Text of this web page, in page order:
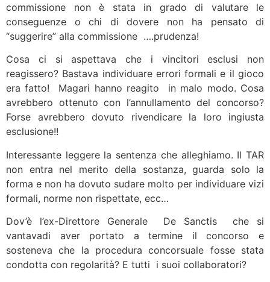
commissione non è stata in grado di valutare le
conseguenze o chi di dovere non ha pensato di
“suggerire” alla commissione ….prudenza!
Cosa ci si aspettava che i vincitori esclusi non
reagissero? Bastava individuare errori formali e il gioco
era fatto! Magari hanno reagito in malo modo. Cosa
avrebbero ottenuto con l’annullamento del concorso?
Forse avrebbero dovuto rivendicare la loro ingiusta
esclusione!!
Interessante leggere la sentenza che alleghiamo. Il TAR
non entra nel merito della sostanza, guarda solo la
forma e non ha dovuto sudare molto per individuare vizi
formali, norme non rispettate, ecc…
Dov’è l’ex-Direttore Generale De Sanctis che si
vantavadi aver portato a termine il concorso e
sosteneva che la procedura concorsuale fosse stata
condotta con regolarità? E tutti i suoi collaboratori?